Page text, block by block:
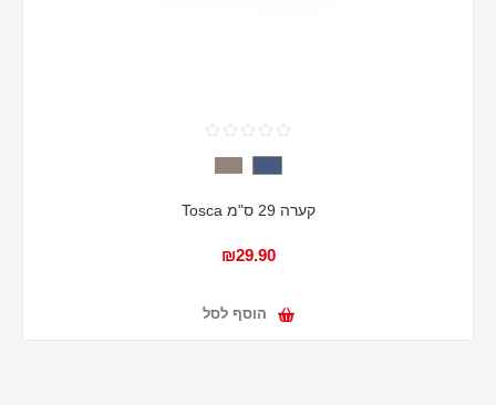
קערה 29 ס"מ Tosca
₪29.90
הוסף לסל